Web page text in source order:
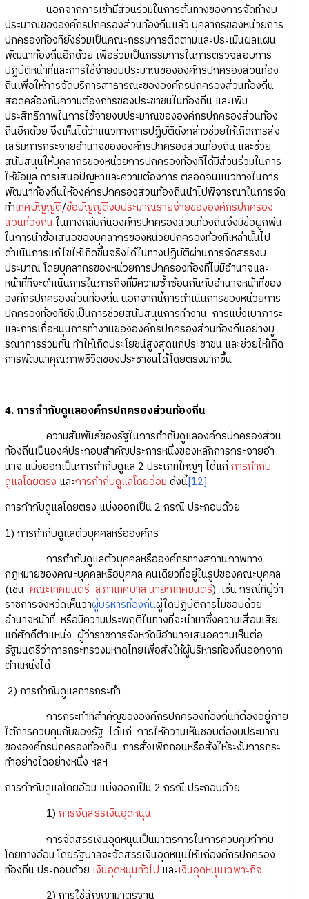
นอกจากการเข้ามีส่วนร่วมในการต้นทางของการจัดทำงบ
ประมาณขององค์กรปกครองส่วนท้องถิ่นแล้ว บุคลากรของหน่วยการ
ปกครองท้องที่ยังร่วมเป็นคณะกรรมการติดตามและประเมินผลแผน
พัฒนาท้องถิ่นอีกด้วย เพื่อร่วมเป็นกรรมการในการตรวจสอบการ
ปฏิบัติหน้าที่และการใช้จ่ายงบประมาณขององค์กรปกครองส่วนท้อง
ถิ่นเพื่อให้การจัดบริการสาธารณะขององค์กรปกครองส่วนท้องถิ่น
สอดคล้องกับความต้องการของประชาชนในท้องถิ่น และเพิ่ม
ประสิทธิภาพในการใช้จ่ายงบประมาณขององค์กรปกครองส่วนท้อง
ถิ่นอีกด้วย จึงเห็นได้ว่าแนวทางการปฏิบัติดังกล่าวช่วยให้เกิดการส่ง
เสริมการกระจายอำนาจขององค์กรปกครองส่วนท้องถิ่น และช่วย
สนับสนุนให้บุคลากรของหน่วยการปกครองท้องที่ได้มีส่วนร่วมในการ
ให้ข้อมูล การเสนอปัญหาและความต้องการ ตลอดจนแนวทางในการ
พัฒนาท้องถิ่นให้องค์กรปกครองส่วนท้องถิ่นนำไปพิจารณาในการจัด
ทำเทศบัญญัติ/ข้อบัญญัติงบประมาณรายจ่ายขององค์กรปกครอง
ส่วนท้องถิ่นในทางกลับกันองค์กรปกครองส่วนท้องถิ่นจึงมีข้อผูกพัน
ในการนำข้อเสนอของบุคลากรของหน่วยปกครองท้องที่เหล่านั้นไป
ดำเนินการแก้ไขให้เกิดขึ้นจริงได้ในทางปฏิบัติผ่านการจัดสรรงบ
ประมาณ โดยบุคลากรของหน่วยการปกครองท้องที่ไม่มีอำนาจและ
หน้าที่ที่จะดำเนินการในภารกิจที่มีความซ้ำซ้อนกันกับอำนาจหน้าที่ของ
องค์กรปกครองส่วนท้องถิ่น นอกจากนี้การดำเนินการของหน่วยการ
ปกครองท้องที่ยังเป็นการช่วยสนับสนุนการทำงาน การแบ่งเบาภาระ
และการเกื้อหนุนการทำงานขององค์กรปกครองส่วนท้องถิ่นอย่างบู
รณาการร่วมกัน ทำให้เกิดประโยชน์สูงสุดแก่ประชาชน และช่วยให้เกิด
การพัฒนาคุณภาพชีวิตของประชาชนได้โดยตรงมากขึ้น
4. การกำกับดูแลองค์กรปกครองส่วนท้องถิ่น
ความสัมพันธ์ของรัฐในการกำกับดูแลองค์กรปกครองส่วน
ท้องถิ่นเป็นองค์ประกอบสำคัญประการหนึ่งของหลักการกระจายอำ
นาจ แบ่งออกเป็นการกำกับดูแล 2 ประเภทใหญ่ๆ ได้แก่ การกำกับ
ดูแลโดยตรง และการกำกับดูแลโดยอ้อม ดังนี้[12]
การกำกับดูแลโดยตรง แบ่งออกเป็น 2 กรณี ประกอบด้วย
1) การกำกับดูแลตัวบุคคลหรือองค์กร
การกำกับดูแลตัวบุคคลหรือองค์กรทางสถานภาพทาง
กฎหมายของคณะบุคคลหรือบุคคล คนเดียวที่อยู่ในรูปของคณะบุคคล
(เช่น คณะเทศมนตรี สภาเทศบาล นายกเทศมนตรี) เช่น กรณีที่ผู้ว่า
ราชการจังหวัดเห็นว่าผู้บริหารท้องถิ่นผู้ใดปฏิบัติการไม่ชอบด้วย
อำนาจหน้าที่ หรือมีความประพฤติในทางที่จะนำมาซึ่งความเสื่อมเสีย
แก่ศักดิ์ตำแหน่ง ผู้ว่าราชการจังหวัดมีอำนาจเสนอความเห็นต่อ
รัฐมนตรีว่าการกระทรวงมหาดไทยเพื่อสั่งให้ผู้บริหารท้องถิ่นออกจาก
ตำแหน่งได้
2) การกำกับดูแลการกระทำ
การกระทำที่สำคัญขององค์กรปกครองท้องถิ่นที่ต้องอยู่ภาย
ใต้การควบคุมกับของรัฐ ได้แก่ การให้ความเห็นชอบต่องบประมาณ
ขององค์กรปกครองท้องถิ่น การสั่งเพิกถอนหรือสั่งให้ระงับการกระ
ทำอย่างใดอย่างหนึ่ง ฯลฯ
การกำกับดูแลโดยอ้อม แบ่งออกเป็น 2 กรณี ประกอบด้วย
1) การจัดสรรเงินอุดหนุน
การจัดสรรเงินอุดหนุนเป็นมาตรการในการควบคุมกำกับ
โดยทางอ้อม โดยรัฐบาลจะจัดสรรเงินอุดหนุนให้แก่องค์กรปกครอง
ท้องถิ่น ประกอบด้วย เงินอุดหนุนทั่วไป และเงินอุดหนุนเฉพาะกิจ